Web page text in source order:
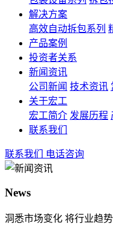
解决方案
高效自动拆包系列
产品案例
投资者关系
新闻资讯
公司新闻 技术资讯
关于宏工
宏工简介 发展历程
联系我们
联系我们 电话咨询
News
洞悉市场变化 将行业趋